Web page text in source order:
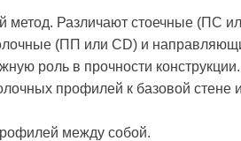
метод. Различают стоечные (ПС
(ПП или CD) и
роль в прочности конструкции.
профилей к базовой стене
между собой.